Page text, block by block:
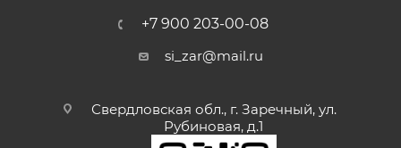
+7 900 203-00-08
si_zar@mail.ru
Свердловская обл., г. Заречный, ул.
Рубиновая, д.1